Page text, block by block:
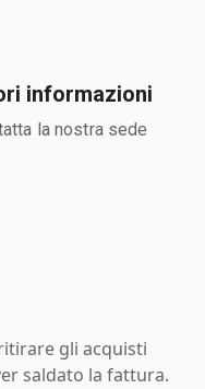
informazioni
la nostra sede
gli acquisti
saldato la fattura.